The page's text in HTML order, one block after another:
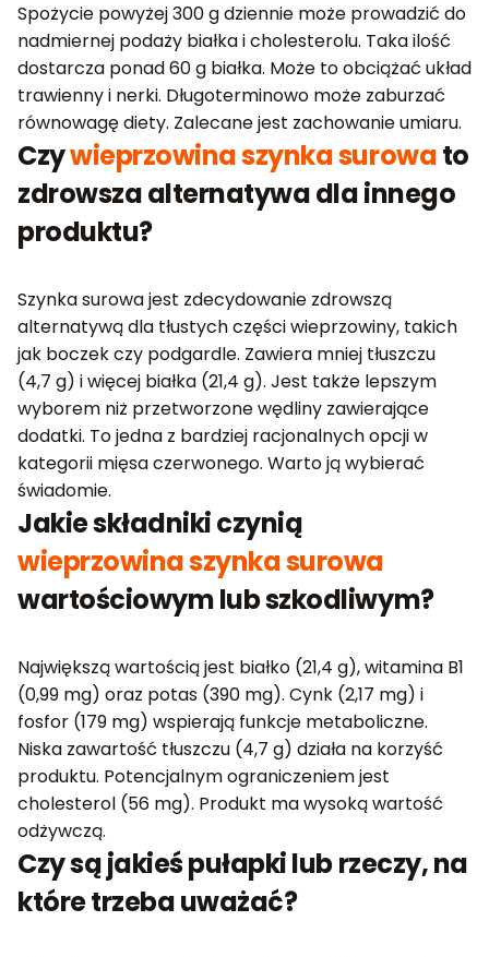
Spożycie powyżej 300 g dziennie może prowadzić do
nadmiernej podaży białka i cholesterolu. Taka ilość
dostarcza ponad 60 g białka. Może to obciążać układ
trawienny i nerki. Długoterminowo może zaburzać
równowagę diety. Zalecane jest zachowanie umiaru.
Czywieprzowina szynka surowato
zdrowsza alternatywa dla innego
produktu?
Szynka surowa jest zdecydowanie zdrowszą
alternatywą dla tłustych części wieprzowiny, takich
jak boczek czy podgardle. Zawiera mniej tłuszczu
(4,7 g) i więcej białka (21,4 g). Jest także lepszym
wyborem niż przetworzone wędliny zawierające
dodatki. To jedna z bardziej racjonalnych opcji w
kategorii mięsa czerwonego. Warto ją wybierać
świadomie.
Jakie składniki czynią
wieprzowina szynka surowa
wartościowym lub szkodliwym?
Największą wartością jest białko (21,4 g), witamina B1
(0,99 mg) oraz potas (390 mg). Cynk (2,17 mg) i
fosfor (179 mg) wspierają funkcje metaboliczne.
Niska zawartość tłuszczu (4,7 g) działa na korzyść
produktu. Potencjalnym ograniczeniem jest
cholesterol (56 mg). Produkt ma wysoką wartość
odżywczą.
Czy są jakieś pułapki lub rzeczy, na
które trzeba uważać?